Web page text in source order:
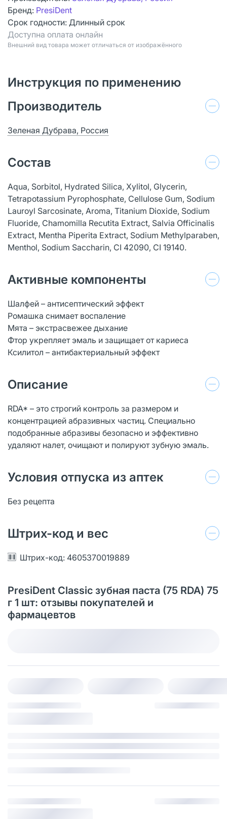
Бренд: PresiDent
Срок годности: Длинный срок
Доступна оплата онлайн
Bнешний вид товара может отличаться от изображённого
Инструкция по применению
Производитель
Зеленая Дубрава, Россия
Состав
Aqua, Sorbitol, Hydrated Silica, Xylitol, Glycerin,
Tetrapotassium Pyrophosphate, Cellulose Gum, Sodium
Lauroyl Sarcosinate, Aroma, Titanium Dioxide, Sodium
Fluoride, Chamomilla Recutita Extract, Salvia Officinalis
Extract, Mentha Piperita Extract, Sodium Methylparaben,
Menthol, Sodium Saccharin, CI 42090, CI 19140.
Активные компоненты
Шалфей – антисептический эффект
Ромашка снимает воспаление
Мята – экстрасвежее дыхание
Фтор укрепляет эмаль и защищает от кариеса
Ксилитол – антибактериальный эффект
Описание
RDA* – это строгий контроль за размером и
концентрацией абразивных частиц. Специально
подобранные абразивы безопасно и эффективно
удаляют налет, очищают и полируют зубную эмаль.
Условия отпуска из аптек
Без рецепта
Штрих-код и вес
Штрих-код: 4605370019889
PresiDent Classic зубная паста (75 RDA) 75
г 1 шт: отзывы покупателей и
фармацевтов